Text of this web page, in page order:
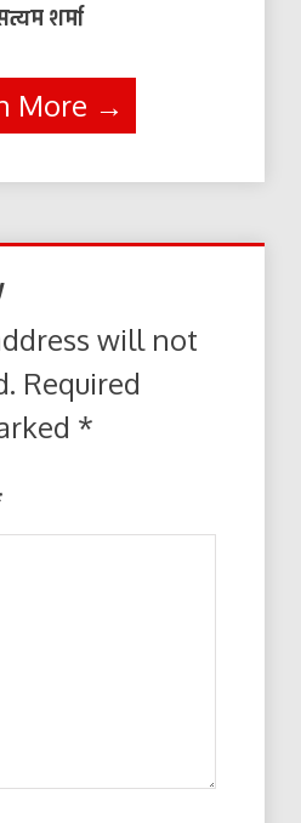
शर्मा
More →
will not
Required
*